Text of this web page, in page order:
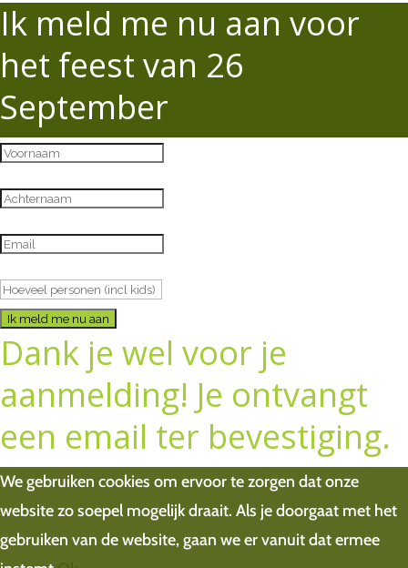
Ik meld me nu aan voor
het feest van 26
September
Ik meld me nu aan
Dank je wel voor je
aanmelding! Je ontvangt
een email ter bevestiging.
We gebruiken cookies om ervoor te zorgen dat onze
website zo soepel mogelijk draait. Als je doorgaat met het
gebruiken van de website, gaan we er vanuit dat ermee